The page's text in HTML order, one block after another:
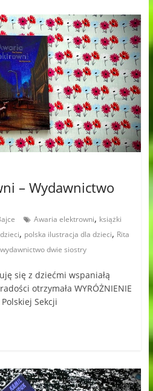
– Wydawnictwo
Awaria elektrowni, książki
, polska ilustracja dla dzieci, Rita
wydawnictwo dwie siostry
się z dziećmi wspaniałą
otrzymała WYRÓŻNIENIE
Sekcji